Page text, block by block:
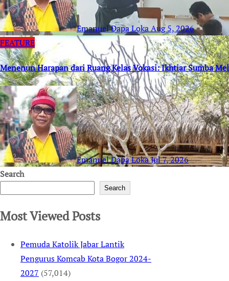
Emanuel Dapa LokaAug 5, 2026
FEATURE
Menenun Harapan dari Ruang Kelas Vokasi: Ikhtiar Sumba
Emanuel Dapa LokaJul 7, 2026
Search
Search
Most Viewed Posts
Pemuda Katolik Jabar Lantik
Pengurus Komcab Kota Bogor 2024-
2027 (57,014)